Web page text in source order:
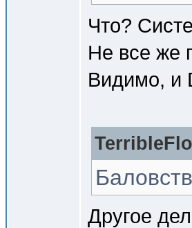
Что?
Не все же
Видимо, и
Другое